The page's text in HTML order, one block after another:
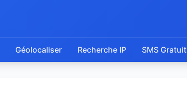
Géolocaliser Recherche IP SMS Gratuit